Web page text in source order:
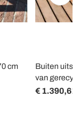
cm
Buiten
van
€ 1.390,61